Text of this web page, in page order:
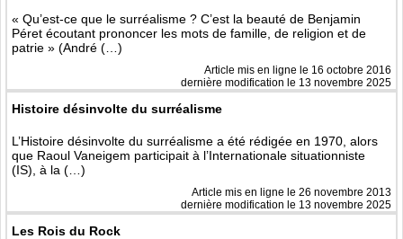
« Qu’est-ce que le surréalisme ? C’est la beauté de Benjamin
Péret écoutant prononcer les mots de famille, de religion et de
patrie » (André (…)
Article mis en ligne le 16 octobre 2016
dernière modification le 13 novembre 2025
Histoire désinvolte du surréalisme
L’Histoire désinvolte du surréalisme a été rédigée en 1970, alors
que Raoul Vaneigem participait à l’Internationale situationniste
(IS), à la (…)
Article mis en ligne le 26 novembre 2013
dernière modification le 13 novembre 2025
Les Rois du Rock